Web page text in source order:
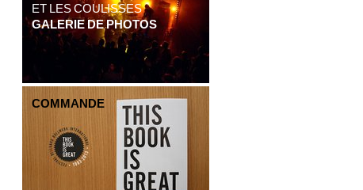
ET LES COULISSES
GALERIE DE PHOTOS
COMMANDE